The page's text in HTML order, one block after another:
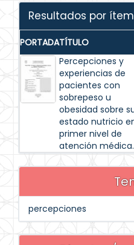
Resultados por
PORTADATÍTULO
Percepciones y
experiencias de
pacientes con
sobrepeso u
obesidad sobre
estado nutricio
primer nivel de
atención médica.
percepciones